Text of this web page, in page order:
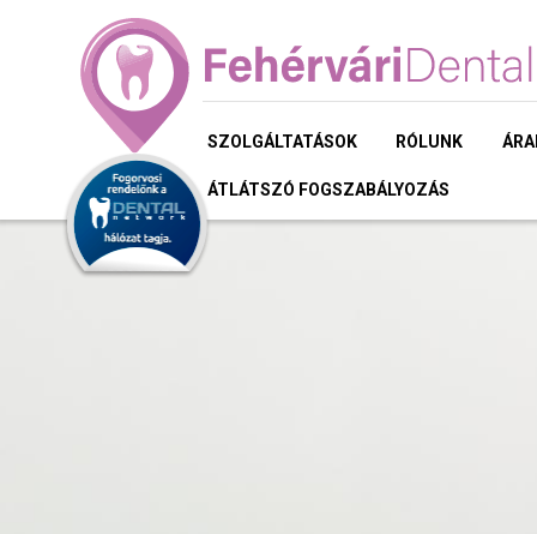
SZOLGÁLTATÁSOK RÓLUNK
ÁTLÁTSZÓ FOGSZABÁLYOZÁS